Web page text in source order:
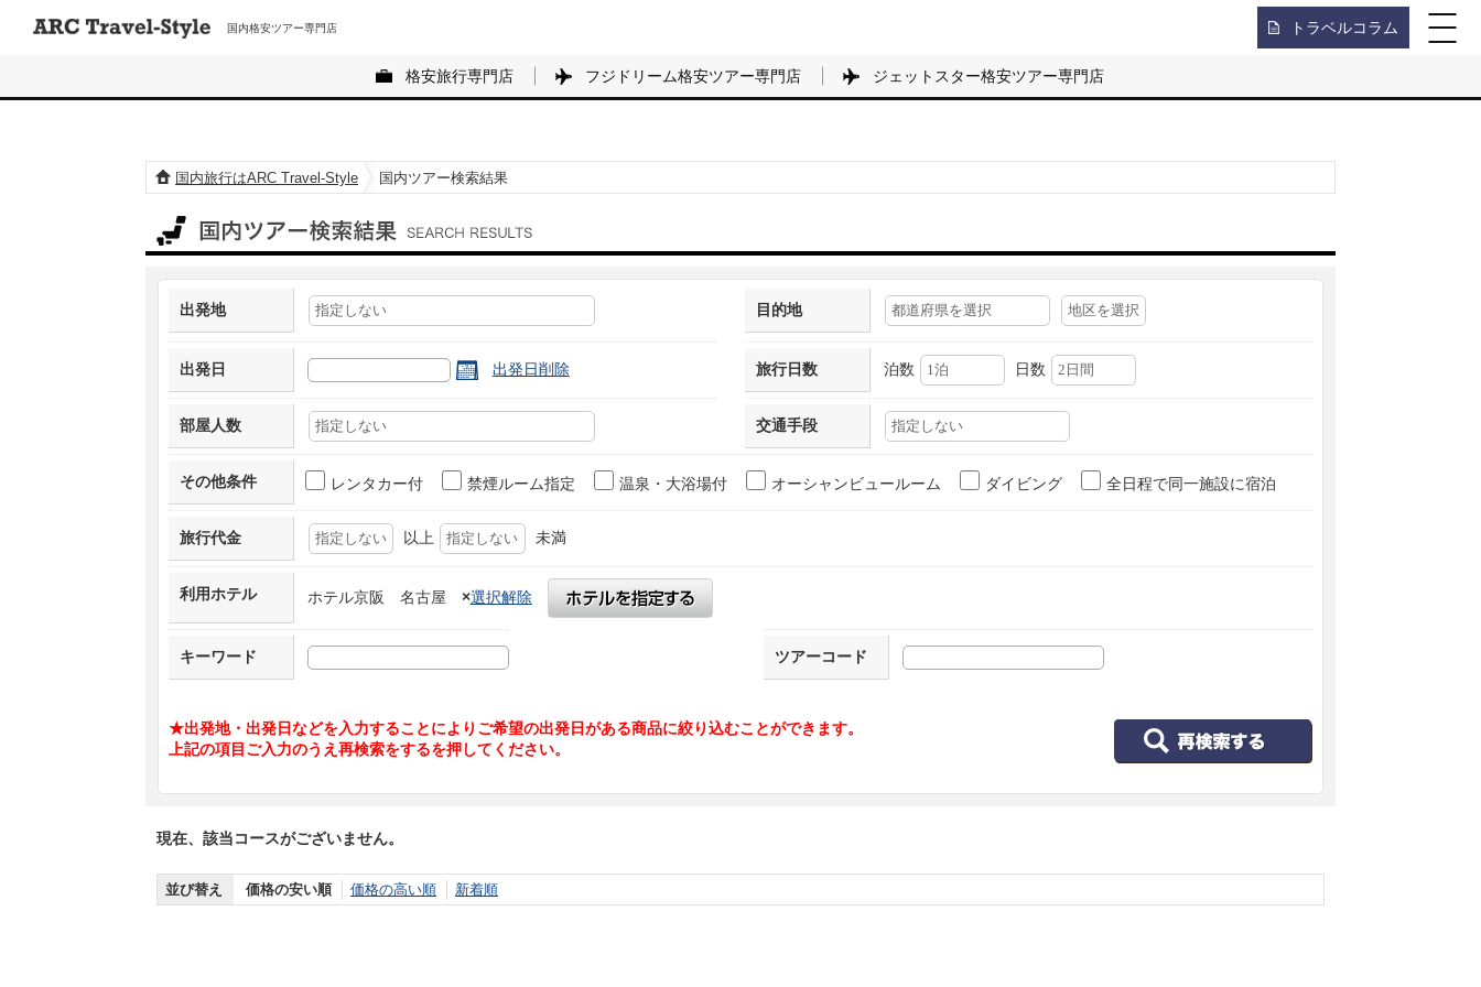
国内格安ツアー専門店 トラベルコラム
格安旅行専門店 フジドリーム格安ツアー専門店 ジェットスター格安ツアー専門店
国内旅行はARC Travel-Style 国内ツアー検索結果
出発地
出発日 出発日削除
部屋人数
目的地
旅行日数 泊数 日数
交通手段
その他条件 レンタカー付 禁煙ルーム指定 温泉・大浴場付 オーシャンビュールーム ダイビング 全日程で同一施設に宿泊
旅行代金 以上 未満
利用ホテル ホテル京阪 名古屋 ×選択解除
キーワード ツアーコード
★出発地・出発日などを入力することによりご希望の出発日がある商品に絞り込むことができます。
上記の項目ご入力のうえ再検索をするを押してください。
現在、該当コースがございません。
並び替え 価格の安い順 価格の高い順 新着順